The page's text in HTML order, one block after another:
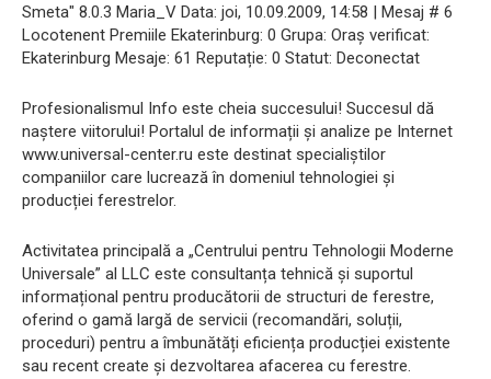
Smeta" 8.0.3 Maria_V Data: joi, 10.09.2009, 14:58 | Mesaj # 6
Locotenent Premiile Ekaterinburg: 0 Grupa: Oraș verificat:
Ekaterinburg Mesaje: 61 Reputație: 0 Statut: Deconectat
Profesionalismul Info este cheia succesului! Succesul dă
naștere viitorului! Portalul de informații și analize pe Internet
www.universal-center.ru este destinat specialiștilor
companiilor care lucrează în domeniul tehnologiei și
producției ferestrelor.
Activitatea principală a „Centrului pentru Tehnologii Moderne
Universale” al LLC este consultanța tehnică și suportul
informațional pentru producătorii de structuri de ferestre,
oferind o gamă largă de servicii (recomandări, soluții,
proceduri) pentru a îmbunătăți eficiența producției existente
sau recent create și dezvoltarea afacerea cu ferestre.